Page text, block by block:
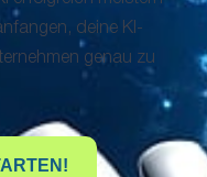
deine KI-
genau zu